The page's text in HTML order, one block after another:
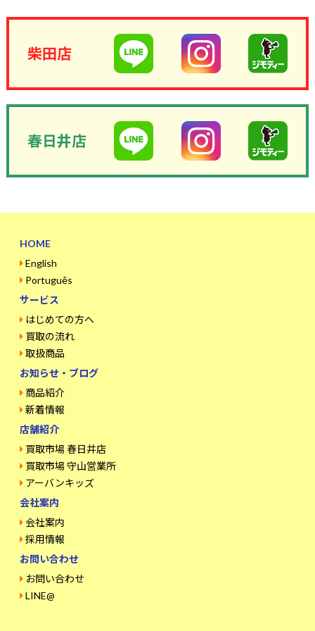
柴田店
春日井店
HOME
English
Português
サービス
はじめての方へ
買取の流れ
取扱商品
お知らせ・ブログ
商品紹介
新着情報
店舗紹介
買取市場 春日井店
買取市場 守山営業所
アーバンキッズ
会社案内
会社案内
採用情報
お問い合わせ
お問い合わせ
LINE@